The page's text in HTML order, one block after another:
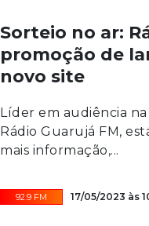
Sorteio no ar:
promoção de
novo site
Líder em audiência
Rádio Guarujá FM,
mais informação,...
92.9 FM 17/05/2023 às